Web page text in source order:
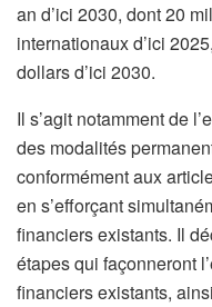
an d’ici 2030, dont 20
internationaux d’ici
dollars d’ici 2030.
Il s’agit notamment de
des modalités
conformément aux
en s’efforçant
financiers existants. Il
étapes qui façonneront
financiers existants,